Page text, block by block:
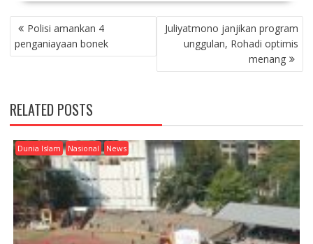
P
O
S
A
V
I
G
A
T
O
N
Polisi amankan 4
penganiayaan bonek
Juliyatmono janjikan program
unggulan, Rohadi optimis
menang
RELATED POSTS
Dunia Islam Nasional News